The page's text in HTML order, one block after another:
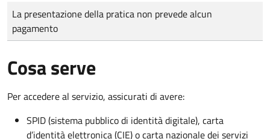
Tipo di pagamento
Importo
La presentazione della pratica non prevede alcun
pagamento
Cosa serve
Per accedere al servizio, assicurati di avere:
SPID (sistema pubblico di identità digitale), carta
d’identità elettronica (CIE) o carta nazionale dei servizi